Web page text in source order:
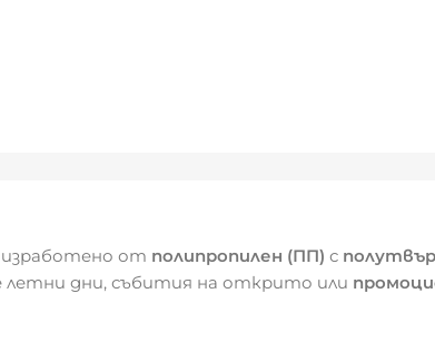
изработено от полипропилен (ПП) с
летни дни, събития на открито или